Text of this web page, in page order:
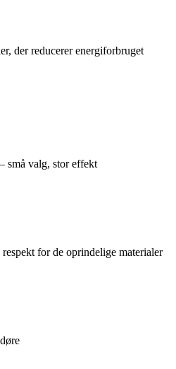
der reducerer energiforbruget
små valg, stor effekt
for de oprindelige materialer